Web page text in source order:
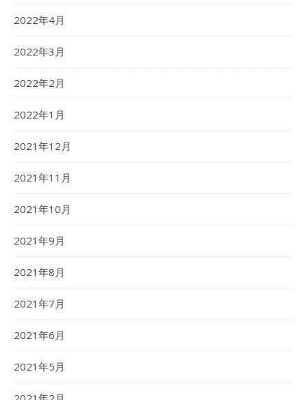
2022年4月
2022年3月
2022年2月
2022年1月
2021年12月
2021年11月
2021年10月
2021年9月
2021年8月
2021年7月
2021年6月
2021年5月